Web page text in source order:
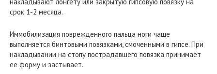
срок 1-2 месяца.
Иммобилизация поврежденного пальца ноги чаще
выполняется бинтовыми повязками, смоченными в гипсе. При
накладывании на стопу пострадавшего повязка принимает
ее форму и застывает.